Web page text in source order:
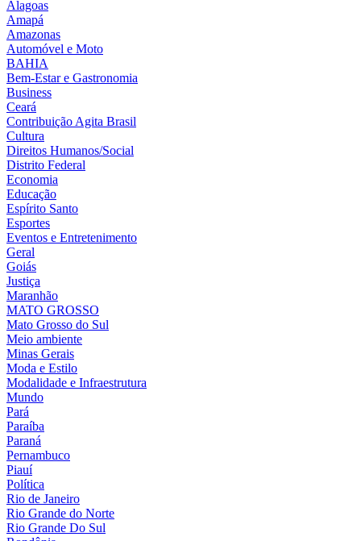
Alagoas
Amapá
Amazonas
Automóvel e Moto
BAHIA
Bem-Estar e Gastronomia
Business
Ceará
Contribuição Agita Brasil
Cultura
Direitos Humanos/Social
Distrito Federal
Economia
Educação
Espírito Santo
Esportes
Eventos e Entretenimento
Geral
Goiás
Justiça
Maranhão
MATO GROSSO
Mato Grosso do Sul
Meio ambiente
Minas Gerais
Moda e Estilo
Modalidade e Infraestrutura
Mundo
Pará
Paraíba
Paraná
Pernambuco
Piauí
Política
Rio de Janeiro
Rio Grande do Norte
Rio Grande Do Sul